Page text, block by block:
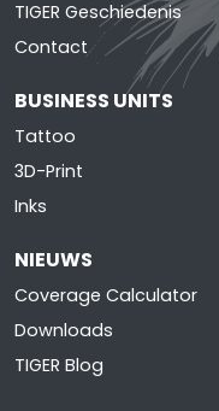
TIGER Geschiedenis
Contact
BUSINESS UNITS
Tattoo
3D-Print
Inks
NIEUWS
Coverage Calculator
Downloads
TIGER Blog